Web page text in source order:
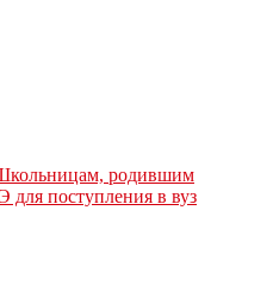
родившим
для поступления в вуз